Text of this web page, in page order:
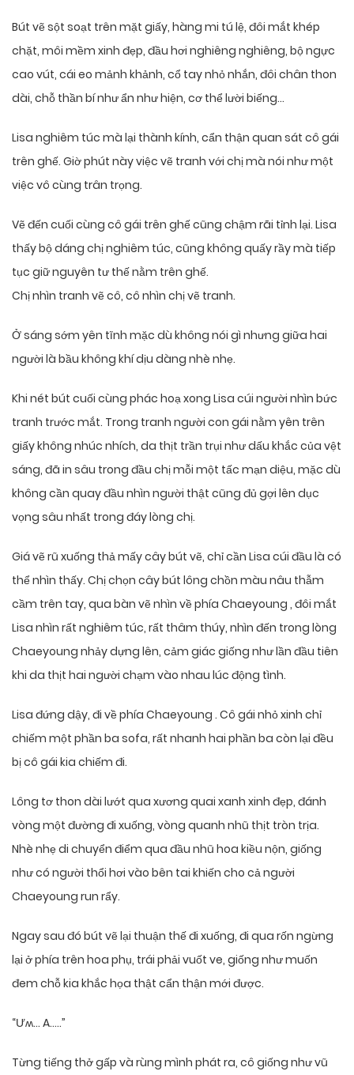
Bút vẽ sột soạt trên mặt giấy, hàng mi tú lệ, đôi mắt khép
chặt, môi mềm xinh đẹp, đầu hơi nghiêng nghiêng, bộ ngực
cao vút, cái eo mảnh khảnh, cổ tay nhỏ nhắn, đôi chân thon
dài, chỗ thần bí như ẩn như hiện, cơ thể lười biếng…
Lisa nghiêm túc mà lại thành kính, cẩn thận quan sát cô gái
trên ghế. Giờ phút này việc vẽ tranh với chị mà nói như một
việc vô cùng trân trọng.
Vẽ đến cuối cùng cô gái trên ghế cũng chậm rãi tỉnh lại. Lisa
thấy bộ dáng chị nghiêm túc, cũng không quấy rầy mà tiếp
tục giữ nguyên tư thế nằm trên ghế.
Chị nhìn tranh vẽ cô, cô nhìn chị vẽ tranh.
Ở sáng sớm yên tĩnh mặc dù không nói gì nhưng giữa hai
người là bầu không khí dịu dàng nhè nhẹ.
Khi nét bút cuối cùng phác hoạ xong Lisa cúi người nhìn bức
tranh trước mắt. Trong tranh người con gái nằm yên trên
giấy không nhúc nhích, da thịt trần trụi như dấu khắc của vệt
sáng, đã in sâu trong đầu chị mỗi một tấc mạn diệu, mặc dù
không cần quay đầu nhìn người thật cũng đủ gợi lên dục
vọng sâu nhất trong đáy lòng chị.
Giá vẽ rũ xuống thả mấy cây bút vẽ, chỉ cần Lisa cúi đầu là có
thể nhìn thấy. Chị chọn cây bút lông chồn màu nâu thẫm
cầm trên tay, qua bàn vẽ nhìn về phía Chaeyoung , đôi mắt
Lisa nhìn rất nghiêm túc, rất thâm thúy, nhìn đến trong lòng
Chaeyoung nhảy dựng lên, cảm giác giống như lần đầu tiên
khi da thịt hai người chạm vào nhau lúc động tình.
Lisa đứng dậy, đi về phía Chaeyoung . Cô gái nhỏ xinh chỉ
chiếm một phần ba sofa, rất nhanh hai phần ba còn lại đều
bị cô gái kia chiếm đi.
Lông tơ thon dài lướt qua xương quai xanh xinh đẹp, đánh
vòng một đường đi xuống, vòng quanh nhũ thịt tròn trịa.
Nhè nhẹ di chuyển điểm qua đầu nhũ hoa kiều nộn, giống
như có người thổi hơi vào bên tai khiến cho cả người
Chaeyoung run rẩy.
Ngay sau đó bút vẽ lại thuận thế đi xuống, đi qua rốn ngừng
lại ở phía trên hoa phụ, trái phải vuốt ve, giống như muốn
đem chỗ kia khắc họa thật cẩn thận mới được.
“Ưʍ… A…..”
Từng tiếng thở gấp và rùng mình phát ra, cô giống như vũ